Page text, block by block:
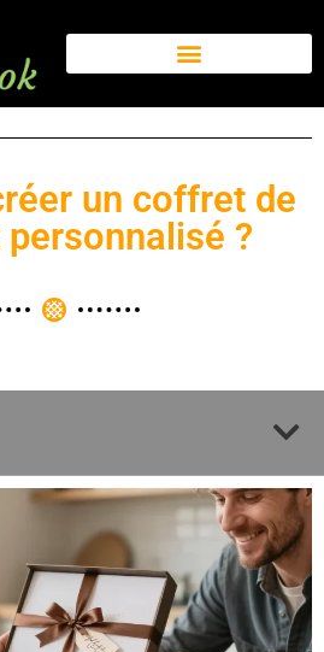
un coffret de
?